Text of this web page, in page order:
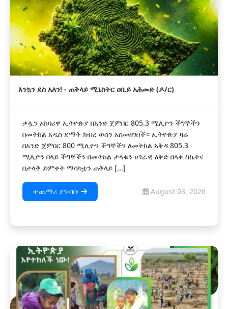
እንኳን ደስ አለን! - ጠቅላይ ሚኒስትር ዐቢይ አሕመድ (ዶ/ር)
ቃሏን አክባሪዋ ኢትዮጵያ በአንድ ጀምበር 805.3 ሚሊዮን ችግኞችን
በመትከል አዲስ ደማቅ ክብረ ወሰን አስመዘገበች። ኢትዮጵያ ዛሬ
በአንድ ጀምበር 800 ሚሊዮን ችግኞችን ለመትከል አቅዳ 805.3
ሚሊዮን በላይ ችግኞችን በመትከል ታላቁን ሀገራዊ ዕቅድ በላቀ ስኬትና
በታላቅ ድምቀት ማሳካቷን ጠቅላይ [...]
ተጨማሪ ያንብቡ August 03, 2026